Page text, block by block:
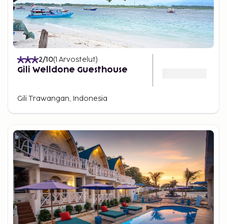
2/10(1 Arvostelut)
Gili Welldone Guesthouse
Gili Trawangan, Indonesia